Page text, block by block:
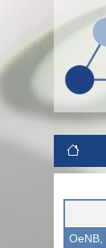
OeNB,